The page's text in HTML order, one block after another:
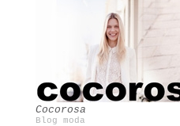
Cocorosa
Blog moda
Saint Justine